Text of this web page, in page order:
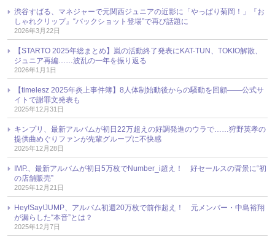
渋谷すばる、マネジャーで元関西ジュニアの近影に「やっぱり菊岡！」『お
しゃれクリップ』“バックショット登場”で再び話題に
2026年3月22日
【STARTO 2025年総まとめ】嵐の活動終了発表にKAT-TUN、TOKIO解散、
ジュニア再編……波乱の一年を振り返る
2026年1月1日
【timelesz 2025年炎上事件簿】8人体制始動後からの騒動を回顧――公式サ
イトで謝罪文発表も
2025年12月31日
キンプリ、最新アルバムが初日22万超えの好調発進のウラで……狩野英孝の
提供曲めぐりファンが先輩グループに不快感
2025年12月28日
IMP.、最新アルバムが初日5万枚でNumber_i超え！ 好セールスの背景に“初
の店舗販売”
2025年12月21日
Hey!Say!JUMP、アルバム初週20万枚で前作超え！ 元メンバー・中島裕翔
が漏らした“本音”とは？
2025年12月7日